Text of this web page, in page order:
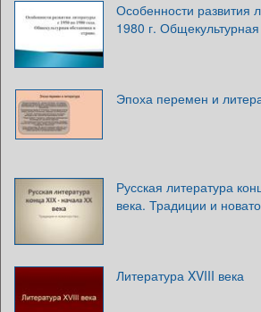
Особенности развития
1980 г.
Эпоха перемен и
Русская литература
века. Традиции и
Литература XVIII века